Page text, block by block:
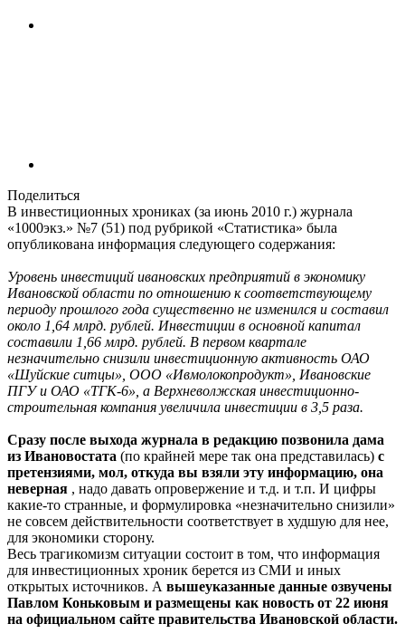
Поделиться
В инвестиционных хрониках (за июнь 2010 г.) журнала
«1000экз.» №7 (51) под рубрикой «Статистика» была
опубликована информация следующего содержания:
Уровень инвестиций ивановских предприятий в экономику
Ивановской области по отношению к соответствующему
периоду прошлого года существенно не изменился и составил
около 1,64 млрд. рублей. Инвестиции в основной капитал
составили 1,66 млрд. рублей. В первом квартале
незначительно снизили инвестиционную активность ОАО
«Шуйские ситцы», ООО «Ивмолокопродукт», Ивановские
ПГУ и ОАО «ТГК-6», а Верхневолжская инвестиционно-
строительная компания увеличила инвестиции в 3,5 раза.
Сразу после выхода журнала в редакцию позвонила дама
из Ивановостата (по крайней мере так она представилась) с
претензиями, мол, откуда вы взяли эту информацию, она
неверная , надо давать опровержение и т.д. и т.п. И цифры
какие-то странные, и формулировка «незначительно снизили»
не совсем действительности соответствует в худшую для нее,
для экономики сторону.
Весь трагикомизм ситуации состоит в том, что информация
для инвестиционных хроник берется из СМИ и иных
открытых источников. А вышеуказанные данные озвучены
Павлом Коньковым и размещены как новость от 22 июня
на официальном сайте правительства Ивановской области.